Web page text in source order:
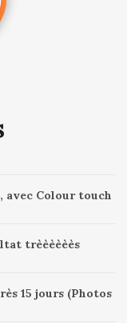
avec Colour touch
trèèèèèès
15 jours (Photos